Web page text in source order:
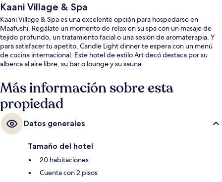
Kaani Village & Spa
Kaani Village & Spa es una excelente opción para hospedarse en
Maafushi. Regálate un momento de relax en su spa con un masaje de
tejido profundo, un tratamiento facial o una sesión de aromaterapia. Y
para satisfacer tu apetito, Candle Light dinner te espera con un menú
de cocina internacional. Este hotel de estilo Art decó destaca por su
alberca al aire libre, su bar o lounge y su sauna.
Más información sobre esta
propiedad
Datos generales
Tamaño del hotel
20 habitaciones
Cuenta con 2 pisos